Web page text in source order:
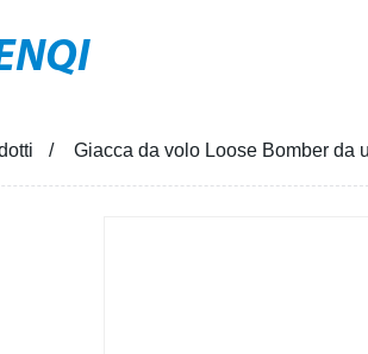
Giacca da volo Loose Bomber da